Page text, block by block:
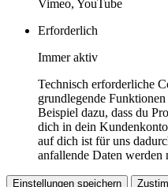
Vimeo, YouTube
Erforderlich
Immer aktiv
Technisch erforderliche
grundlegende
Beispiel dazu, dass du
dich in dein
auf dich ist für uns
anfallende Daten werden
Einstellungen speichern